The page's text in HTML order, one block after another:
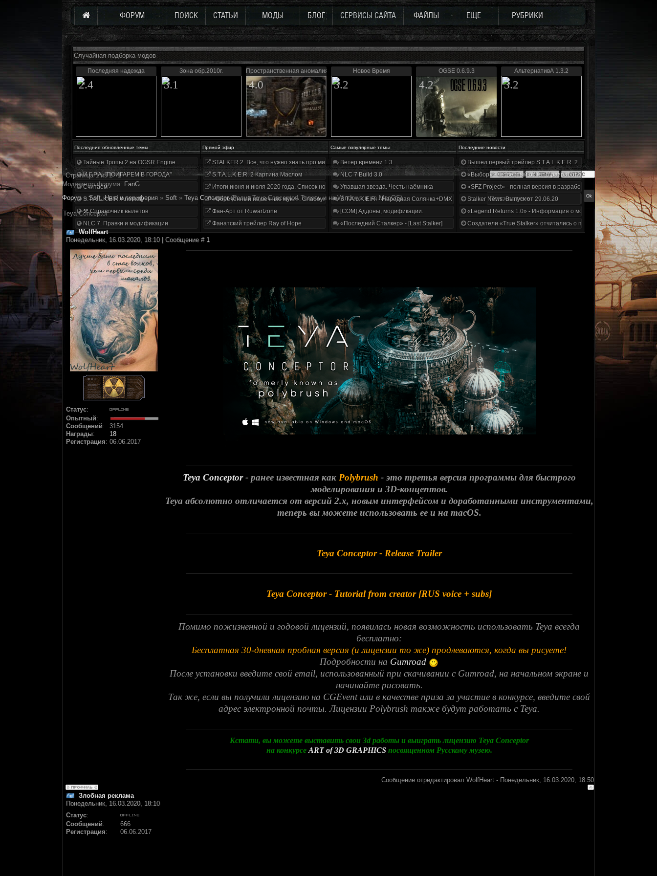
ФОРУМ ПОИСК СТАТЬИ МОДЫ БЛОГ СЕРВИСЫ САЙТА ФАЙЛЫ ЕЩЕ РУБРИКИ
Случайная подборка модов
Последняя надежда
2.4
Зона обр.2010г.
3.1
Пространственная аномалия (Update 3)
4.0
Новое Время
3.2
OGSE 0.6.9.3
4.2
АльтернативА 1.3.2
3.2
Последние обновленные темы Прямой эфир Самые популярные темы Последние новости
Тайные Тропы 2 на OGSR Engine
И.Г.Р.А. "ПОИГАРЕМ В ГОРОДА"
Считаем
S.T.A.L.K.E.R. Anomaly
⚒ Справочник вылетов
NLC 7. Правки и модификации
STALKER 2. Все, что нужно знать про мир, геймплей и сюжет | Разбор трейлера
S.T.A.L.K.E.R. 2 Картина Маслом
Итоги июня и июля 2020 года. Список нововведений
«Обречённый на вечные муки». Слабоумие и отвага
Фан-Арт от Ruwartzone
Фанатский трейлер Ray of Hope
Ветер времени 1.3
NLC 7 Build 3.0
Упавшая звезда. Честь наёмника
S.T.A.L.K.E.R. - Народная Солянка+DMX 1.3.5.ООП.МА.К.
[COM] Аддоны, модификации.
«Последний Сталкер» - [Last Stalker]
Вышел первый трейлер S.T.A.L.K.E.R. 2
«Выбор» - четвертый отчет о разработке!
«SFZ Project» - полная версия в разработке!
Stalker News. Выпуск от 29.06.20
«Legend Returns 1.0» - Информация о моде за июнь 2020
Создатели «True Stalker» отчитались о проделанной работе
Страница1из1
1
Модератор форума: FanG
Форум » Soft, Hard и периферия » Soft » Teya Conceptor (Релиз Teya Conceptor! Теперь и на Windows и на MacOS)
Teya Conceptor
WolfHeart
Понедельник, 16.03.2020, 18:10 | Сообщение # 1
Статус:
Опытный:
Сообщений:
3154
Награды:
18
Регистрация: 06.06.2017
Teya Conceptor- ранее известная как Polybrush - это третья версия программы для быстрого
моделирования и 3D-концептов.
Teya абсолютно отличается от версий 2.x, новым интерфейсом и доработанными инструментами,
теперь вы можете использовать ее и на macOS.
Teya Conceptor - Release Trailer
Teya Conceptor - Tutorial from creator [RUS voice + subs]
Помимо пожизненной и годовой лицензий, появилась новая возможность использовать Teya всегда
бесплатно:
Бесплатная 30-дневная пробная версия (и лицензии то же) продлеваются, когда вы рисуете!
Подробности на Gumroad
После установки введите свой email, использованный при скачивании с Gumroad, на начальном экране и
начинайте рисовать.
Так же, если вы получили лицензию на CGEvent или в качестве приза за участие в конкурсе, введите свой
адрес электронной почты. Лицензии Polybrush также будут работать с Teya.
Кстати, вы можете выставить свои 3d работы и выиграть лицензию Teya Conceptor
на конкурсе ART of 3D GRAPHICSпосвященном Русскому музею.
Сообщение отредактировал WolfHeart - Понедельник, 16.03.2020, 18:50
Злобная реклама
Понедельник, 16.03.2020, 18:10
Статус:
Сообщений:
666
Регистрация: 06.06.2017